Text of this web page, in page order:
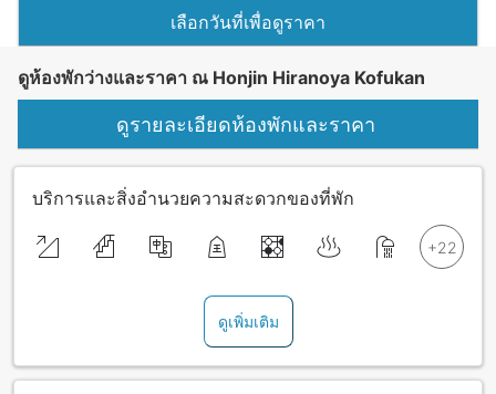
เลือกวันที่เพื่อดูราคา
ดูห้องพักว่างและราคา ณ Honjin Hiranoya Kofukan
ดูรายละเอียดห้องพักและราคา
บริการและสิ่งอำนวยความสะดวกของที่พัก
ดูเพิ่มเติม